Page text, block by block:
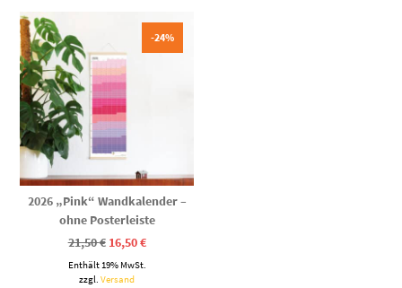
-24%
2026 „Pink“ Wandkalender –
ohne Posterleiste
21,50€ Ursprünglicher
Preis
war:
21,50 €
16,50€Aktueller
ist:
Enthält 19% MwSt.
zzgl.Versand